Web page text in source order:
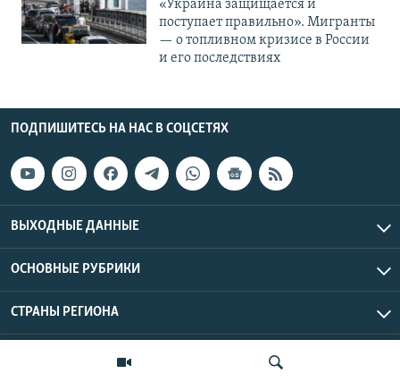
«Украина защищается и
поступает правильно». Мигранты
— о топливном кризисе в России
и его последствиях
ПОДПИШИТЕСЬ НА НАС В СОЦСЕТЯХ
ВЫХОДНЫЕ ДАННЫЕ
ОСНОВНЫЕ РУБРИКИ
СТРАНЫ РЕГИОНА
Азаттык Азия © 2026 RFE/RL, Inc. | Все права защищены.